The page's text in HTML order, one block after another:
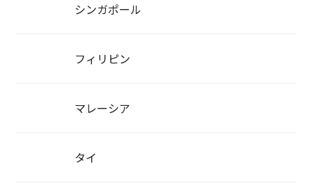
シンガポール
フィリピン
マレーシア
タイ